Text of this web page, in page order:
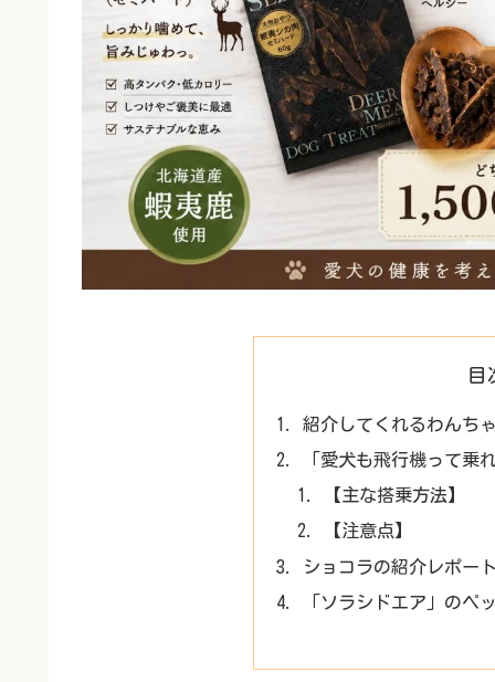
目
紹介してくれるわんち
「愛犬も飛行機って乗
【主な搭乗方法】
【注意点】
ショコラの紹介レポー
「ソラシドエア」のペ